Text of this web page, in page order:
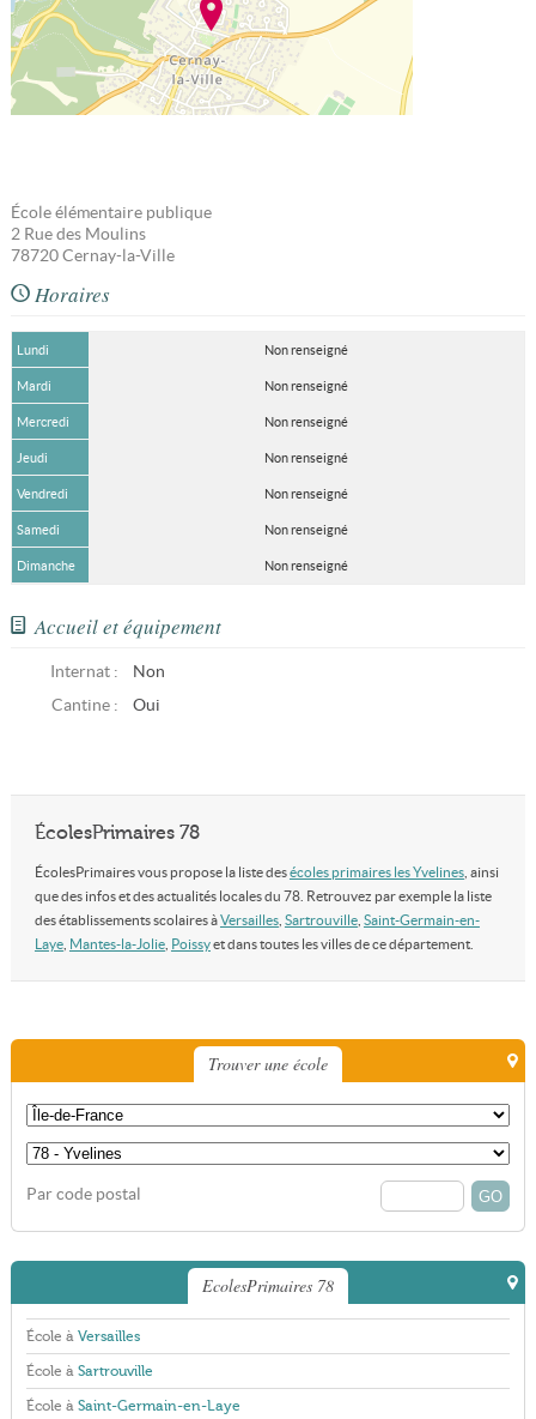
École élémentaire publique
2 Rue des Moulins
78720 Cernay-la-Ville
Horaires
Lundi Non renseigné
Mardi Non renseigné
Mercredi Non renseigné
Jeudi Non renseigné
Vendredi Non renseigné
Samedi Non renseigné
Dimanche Non renseigné
Accueil et équipement
Internat :
Non
Cantine :
Oui
ÉcolesPrimaires 78
ÉcolesPrimaires vous propose la liste desécoles primaires les Yvelines, ainsi
que des infos et des actualités locales du 78. Retrouvez par exemple la liste
des établissements scolaires àVersailles, Sartrouville, Saint-Germain-en-
Laye, Mantes-la-Jolie, Poissyet dans toutes les villes de ce département.
Trouver une école
Par code postal
EcolesPrimaires 78
École à Versailles
École à Sartrouville
École à Saint-Germain-en-Laye